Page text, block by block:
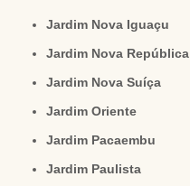
Jardim Nova Iguaçu
Jardim Nova República
Jardim Nova Suíça
Jardim Oriente
Jardim Pacaembu
Jardim Paulista